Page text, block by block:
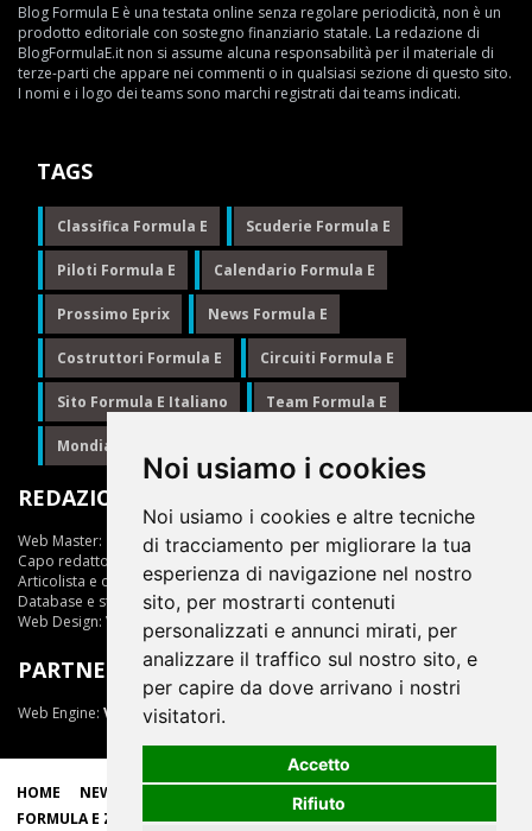
Noi usiamo i cookies
Noi usiamo i cookies e altre tecniche
di tracciamento per migliorare la tua
esperienza di navigazione nel nostro
sito, per mostrarti contenuti
personalizzati e annunci mirati, per
analizzare il traffico sul nostro sito, e
per capire da dove arrivano i nostri
visitatori.
Accetto
Rifiuto
Blog Formula E è una testata online senza regolare periodicità, non è un
prodotto editoriale con sostegno finanziario statale. La redazione di
BlogFormulaE.it non si assume alcuna responsabilità per il materiale di
terze-parti che appare nei commenti o in qualsiasi sezione di questo sito.
I nomi e i logo dei teams sono marchi registrati dai teams indicati.
TAGS
Classifica Formula E Scuderie Formula E
Piloti Formula E Calendario Formula E
Prossimo Eprix News Formula E
Costruttori Formula E Circuiti Formula E
Sito Formula E Italiano Team Formula E
Mondiale Formula E
REDAZIONE
Web Master:
Ing.Daniele Muscarella
Capo redattore:
Articolista e opinionista:Giuseppe Cianci
Database e statistiche:Marcella Toschi
Web Design: Vittorio Arena
PARTNER
Web Engine: ViDa 3.0
HOME NEWS CLASSIFICHE
FORMULA E ZONE